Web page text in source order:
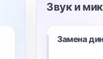
Звук и
Замена